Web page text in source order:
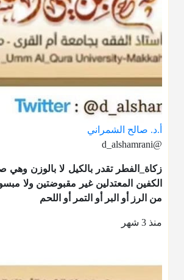
أ.د. صالح الشمراني
@d_alshamrani
زكاة_الفطر تقدر بالكيل لا بالوزن
الكفين المعتدلين غير مقبوضتين ولا
من الرز أو البر أو التمر أو اللحم
منذ 3 شهر